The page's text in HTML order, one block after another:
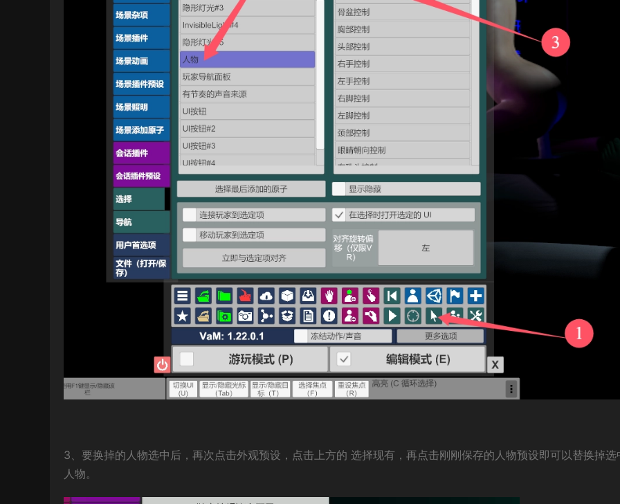
3、要换掉的人物选中后，再次点击外观预设，点击上方的 选择现有，再点击刚刚保存的人物预设即可以替换掉选
人物。